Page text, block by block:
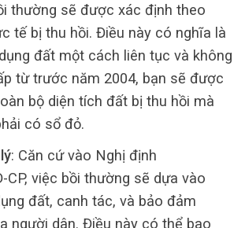
thường sẽ được xác định theo
tế bị thu hồi. Điều này có nghĩa là
đất một cách liên tục và không
từ trước năm 2004, bạn sẽ được
bộ diện tích đất bị thu hồi mà
có sổ đỏ.
: Căn cứ vào Nghị định
việc bồi thường sẽ dựa vào
đất, canh tác, và bảo đảm
người dân. Điều này có thể bao